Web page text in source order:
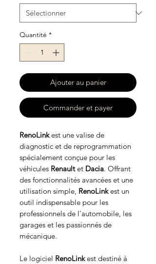
Quantité *
Ajouter au panier
Commander et payer
RenoLinkest une valise de
diagnostic et de reprogrammation
spécialement conçue pour les
véhicules Renaultet Dacia. Offrant
des fonctionnalités avancées et une
utilisation simple, RenoLinkest un
outil indispensable pour les
professionnels de l'automobile, les
garages et les passionnés de
mécanique.
Le logiciel RenoLinkest destiné à